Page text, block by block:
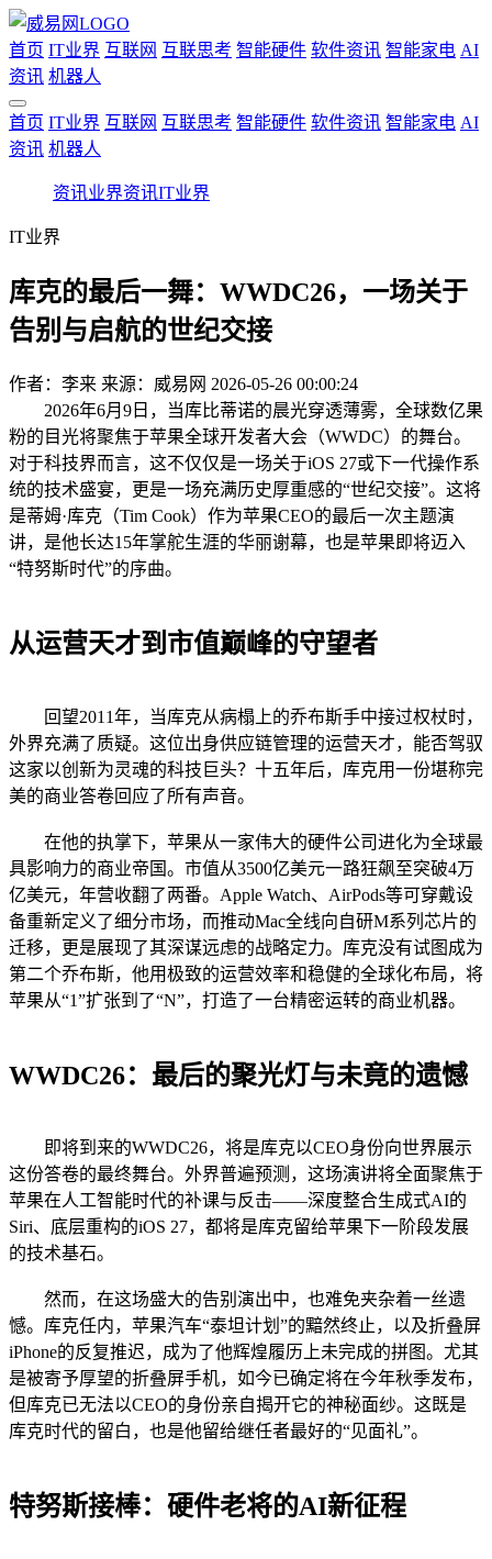
首页 IT业界 互联网 互联思考 智能硬件 软件资讯 智能家电 AI
资讯 机器人
首页 IT业界 互联网 互联思考 智能硬件 软件资讯 智能家电 AI
资讯 机器人
资讯业界资讯IT业界
IT业界
库克的最后一舞：WWDC26，一场关于
告别与启航的世纪交接
作者： 李来 来源：威易网 2026-05-26 00:00:24
2026年6月9日，当库比蒂诺的晨光穿透薄雾，全球数亿果
粉的目光将聚焦于苹果全球开发者大会（WWDC）的舞台。
对于科技界而言，这不仅仅是一场关于iOS 27或下一代操作系
统的技术盛宴，更是一场充满历史厚重感的“世纪交接”。这将
是蒂姆·库克（Tim Cook）作为苹果CEO的最后一次主题演
讲，是他长达15年掌舵生涯的华丽谢幕，也是苹果即将迈入
“特努斯时代”的序曲。
从运营天才到市值巅峰的守望者
回望2011年，当库克从病榻上的乔布斯手中接过权杖时，
外界充满了质疑。这位出身供应链管理的运营天才，能否驾驭
这家以创新为灵魂的科技巨头？十五年后，库克用一份堪称完
美的商业答卷回应了所有声音。
在他的执掌下，苹果从一家伟大的硬件公司进化为全球最
具影响力的商业帝国。市值从3500亿美元一路狂飙至突破4万
亿美元，年营收翻了两番。Apple Watch、AirPods等可穿戴设
备重新定义了细分市场，而推动Mac全线向自研M系列芯片的
迁移，更是展现了其深谋远虑的战略定力。库克没有试图成为
第二个乔布斯，他用极致的运营效率和稳健的全球化布局，将
苹果从“1”扩张到了“N”，打造了一台精密运转的商业机器。
WWDC26：最后的聚光灯与未竟的遗憾
即将到来的WWDC26，将是库克以CEO身份向世界展示
这份答卷的最终舞台。外界普遍预测，这场演讲将全面聚焦于
苹果在人工智能时代的补课与反击——深度整合生成式AI的
Siri、底层重构的iOS 27，都将是库克留给苹果下一阶段发展
的技术基石。
然而，在这场盛大的告别演出中，也难免夹杂着一丝遗
憾。库克任内，苹果汽车“泰坦计划”的黯然终止，以及折叠屏
iPhone的反复推迟，成为了他辉煌履历上未完成的拼图。尤其
是被寄予厚望的折叠屏手机，如今已确定将在今年秋季发布，
但库克已无法以CEO的身份亲自揭开它的神秘面纱。这既是
库克时代的留白，也是他留给继任者最好的“见面礼”。
特努斯接棒：硬件老将的AI新征程